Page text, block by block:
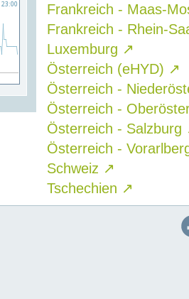
Frankreich - Maas-
Frankreich - Rhein-
Luxemburg ↗
Österreich (eHYD) ↗
Österreich -
Österreich -
Österreich - Salzburg
Österreich -
Schweiz ↗
Tschechien ↗